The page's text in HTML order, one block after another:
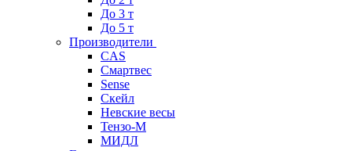
До 3 т
До 5 т
Производители
CAS
Смартвес
Sense
Скейл
Невские весы
Тензо-М
МИДЛ